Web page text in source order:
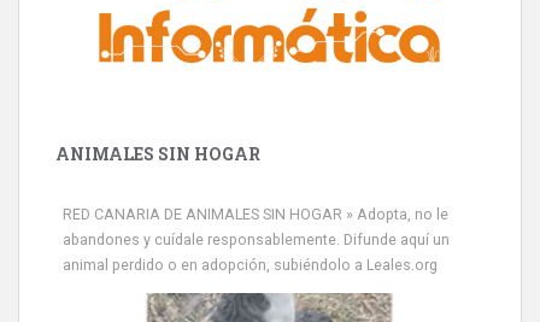
ANIMALES SIN HOGAR
RED CANARIA DE ANIMALES SIN HOGAR » Adopta, no le
abandones y cuídale responsablemente. Difunde aquí un
animal perdido o en adopción, subiéndolo a Leales.org
» Míralo en todos los navegadores y en Google Play con Leales.org
o en todas las redes sociales c...